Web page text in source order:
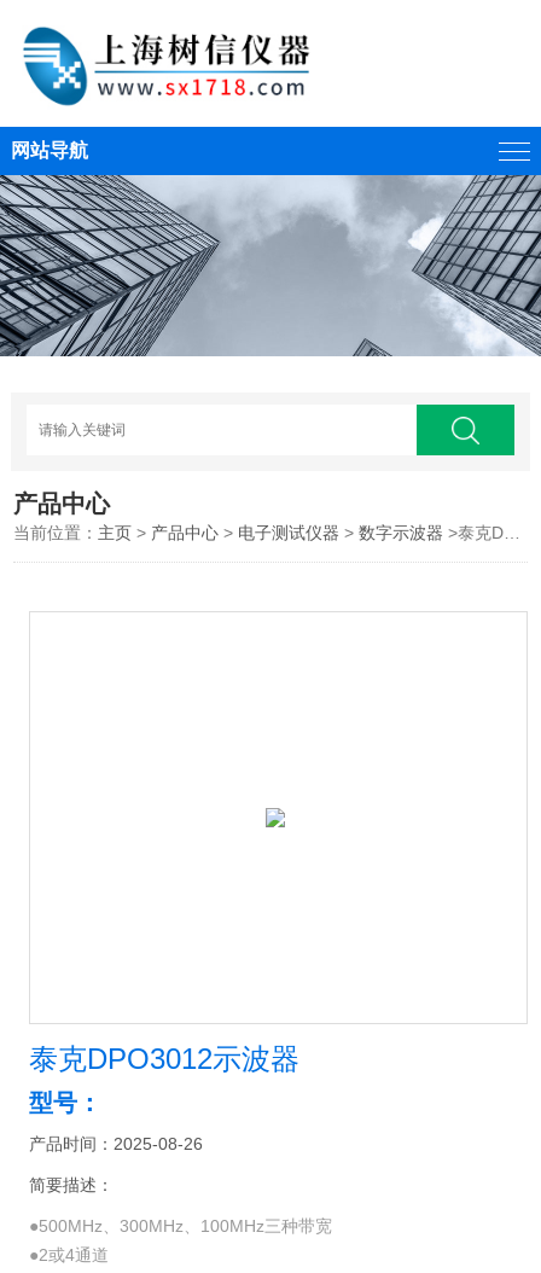
网站导航
产品中心
当前位置： 主页 > 产品中心 > 电子测试仪器 >数字示波器 >泰克DPO3012示波器
泰克DPO3012示波器
型号：
产品时间：2025-08-26
简要描述：
●500MHz、300MHz、100MHz三种带宽
●2或4通道